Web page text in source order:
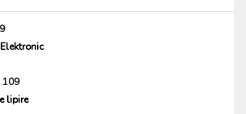
109
lipire